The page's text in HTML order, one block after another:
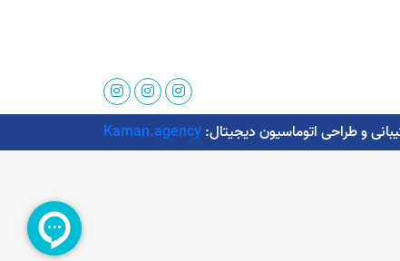
Kaman.agency